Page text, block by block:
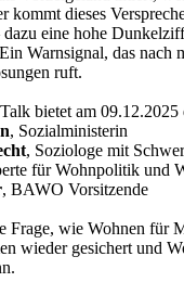
kommt dieses
eine hohe
Warnsignal, das nach
ruft.
bietet am 09.12.2025
, Sozialministerin
, Soziologe mit
für Wohnpolitik und
, BAWO Vorsitzende
Frage, wie Wohnen für
wieder gesichert und